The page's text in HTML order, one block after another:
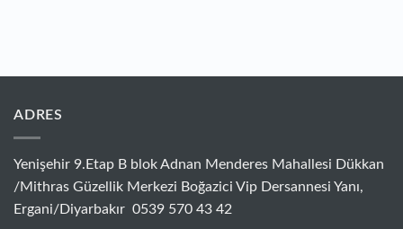
ADRES
Yenişehir 9.Etap B blok Adnan Menderes Mahallesi Dükkan
/Mithras Güzellik Merkezi Boğazici Vip Dersannesi Yanı,
Ergani/Diyarbakır 0539 570 43 42